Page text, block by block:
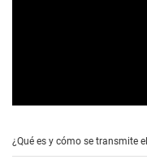
e
c
¿Qué es y cómo se transmite